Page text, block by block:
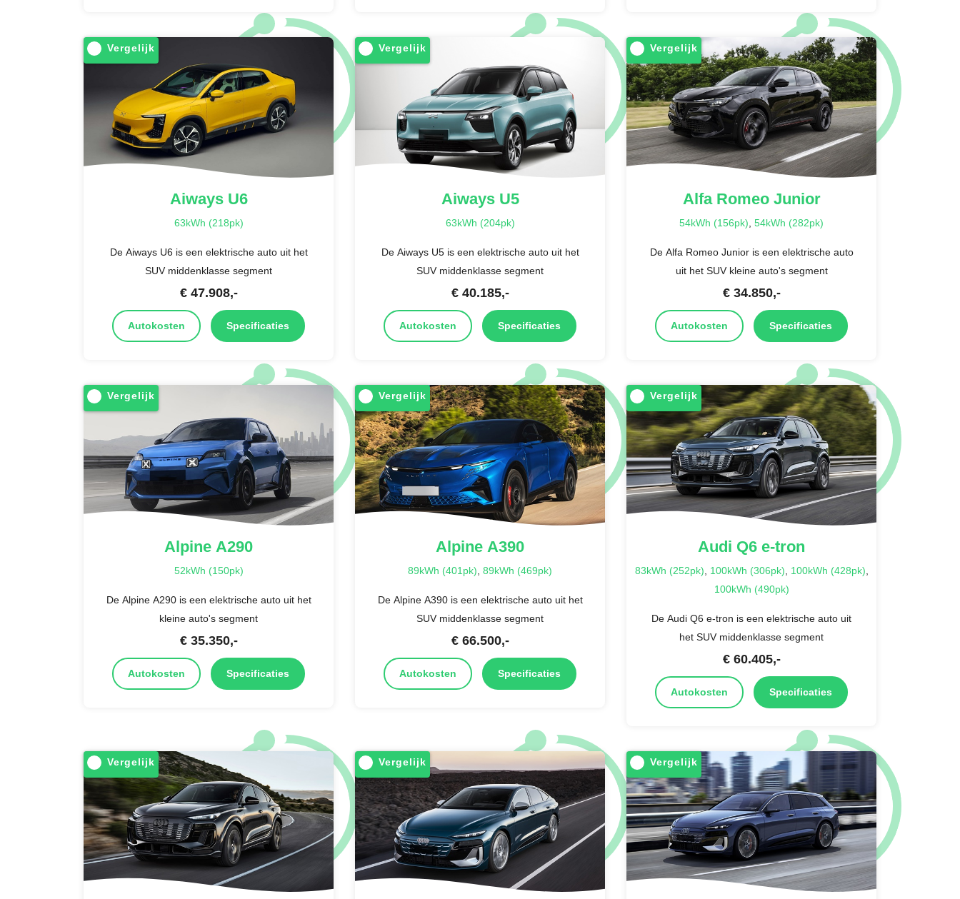
Vergelijk
AiwaysU6
63kWh (218pk)
De Aiways U6 is een elektrische auto uit het
SUV middenklasse segment
€ 47.908,-
Autokosten Specificaties
Vergelijk
AiwaysU5
63kWh (204pk)
De Aiways U5 is een elektrische auto uit het
SUV middenklasse segment
€ 40.185,-
Autokosten Specificaties
Vergelijk
Alfa RomeoJunior
54kWh (156pk), 54kWh (282pk)
De Alfa Romeo Junior is een elektrische auto
uit het SUV kleine auto's segment
€ 34.850,-
Autokosten Specificaties
Vergelijk
AlpineA290
52kWh (150pk)
De Alpine A290 is een elektrische auto uit het
kleine auto's segment
€ 35.350,-
Autokosten Specificaties
Vergelijk
AlpineA390
89kWh (401pk), 89kWh (469pk)
De Alpine A390 is een elektrische auto uit het
SUV middenklasse segment
€ 66.500,-
Autokosten Specificaties
Vergelijk
Audi Q6 e-tron
83kWh (252pk), 100kWh (306pk), 100kWh (428pk),
100kWh (490pk)
De Audi Q6 e-tron is een elektrische auto uit
het SUV middenklasse segment
€ 60.405,-
Autokosten Specificaties
Vergelijk Vergelijk Vergelijk